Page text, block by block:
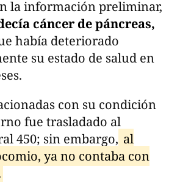
la información preliminar,
cáncer de páncreas,
había deteriorado
su estado de salud en
con su condición
fue trasladado al
450; sin embargo, al
ya no contaba con